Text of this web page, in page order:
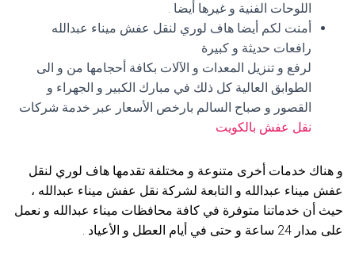
اللوحات الفنية و غيرها أيضا .
أمنت لكم أيضا هاف لوري لنقل عفش ميناء عبدالله
رافعات حديثة و كبيرة
لرفع و تنزيل المعدات و الآلات بكافة أحجامها من و الى
الطوابق العالية كل ذلك في مبارك الكبير و الجهراء و
القصور و صباح السالم بارخص الأسعار عبر خدمة شركات
نقل عفش بالكويت
و هناك خدمات أخرى متنوعة و مختلفة تقدمها هاف لوري لنقل
عفش ميناء عبدالله و التابعة لشركة نقل عفش ميناء عبدالله ،
حيث أن خدماتنا متوفرة في كافة محافظات ميناء عبدالله و نعمل
على مدار 24 ساعة و حتى في أيام العطل و الأعياد .